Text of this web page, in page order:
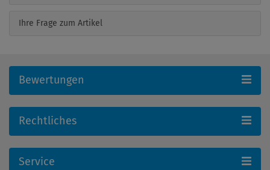
Ihre Frage zum Artikel
Bewertungen
Rechtliches
Service